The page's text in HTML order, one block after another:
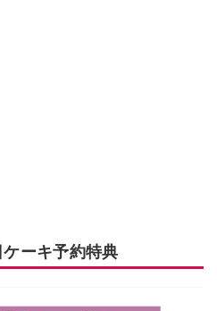
ーキ予約特典